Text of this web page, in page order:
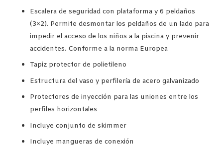
Escalera de seguridad con plataforma y 6 peldaños
(3×2). Permite desmontar los peldaños de un lado para
impedir el acceso de los niños a la piscina y prevenir
accidentes. Conforme a la norma Europea
Tapiz protector de polietileno
Estructura del vaso y perfilería de acero galvanizado
Protectores de inyección para las uniones entre los
perfiles horizontales
Incluye conjunto de skimmer
Incluye mangueras de conexión